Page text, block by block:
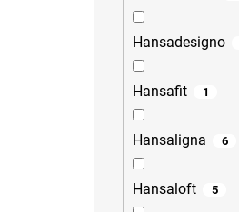
Hansadesigno
Hansafit 1
Hansaligna 6
Hansaloft 5